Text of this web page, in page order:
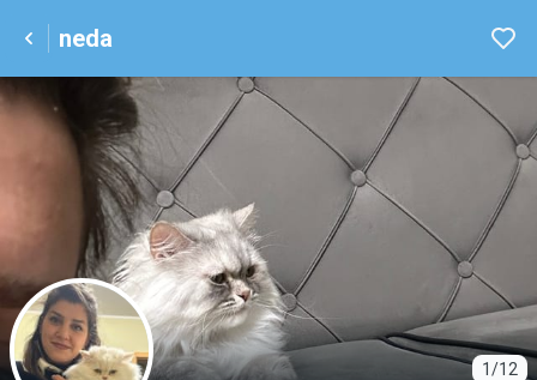
neda
1/12
N